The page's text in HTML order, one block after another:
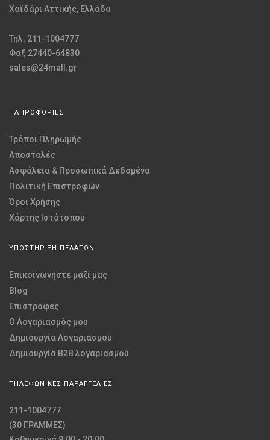
Χαϊδάρι Αττικής, Ελλάδα
Τηλ. 211-1004777
Φαξ 27440-64830
sales@24mall.gr
ΠΛΗΡΟΦΟΡΙΕΣ
Τρόποι Πληρωμής
Αποστολές
Ασφάλεια & Προσωπικά Δεδομένα
Πολιτική Επιστροφών
Όροι Χρήσης
Χάρτης Ιστότοπου
ΥΠΟΣΤΗΡΙΞΗ ΠΕΛΑΤΩΝ
Επικοινωνήστε μαζί μας
Blog
Επιστροφές
O Λογαριασμός μου
Δημιουργία Λογαριασμού
Δημιουργία B2B λογαριασμού
ΤΗΛΕΦΩΝΙΚΕΣ ΠΑΡΑΓΓΕΛΙΕΣ
211-1004777
(30 ΓΡΑΜΜΕΣ)